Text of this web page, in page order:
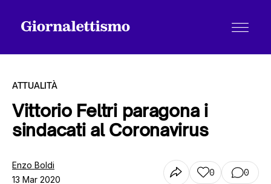
Tutti gli articoli
ATTUALITÀ
Vittorio Feltri paragona i
sindacati al Coronavirus
Enzo Boldi
13 Mar 2020
0 0